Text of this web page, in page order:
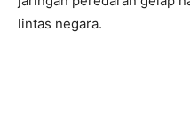
lintas negara.